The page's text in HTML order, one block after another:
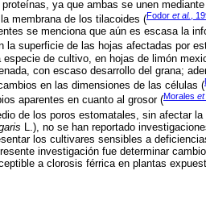
ya que ambas se unen
membrana de los tilacoides (Fodor et al. ,
se menciona que aún es escasa la
la superficie de las hojas afectadas por
de cultivo, en hojas de limón
con escaso desarrollo del grana;
en las dimensiones de las células (
aparentes en cuanto al grosor (Morales et
de los poros estomatales, sin afectar
L.), no se han reportado
los cultivares sensibles a
investigación fue determinar
a clorosis férrica en plantas